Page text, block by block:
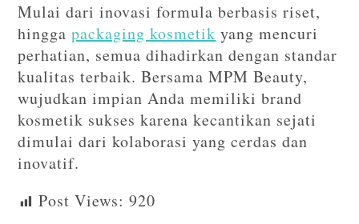
Mulai dari inovasi formula berbasis riset,
hinggapackaging kosmetik yang mencuri
perhatian, semua dihadirkan dengan standar
kualitas terbaik. Bersama MPM Beauty,
wujudkan impian Anda memiliki brand
kosmetik sukses karena kecantikan sejati
dimulai dari kolaborasi yang cerdas dan
inovatif.
Post Views: 920